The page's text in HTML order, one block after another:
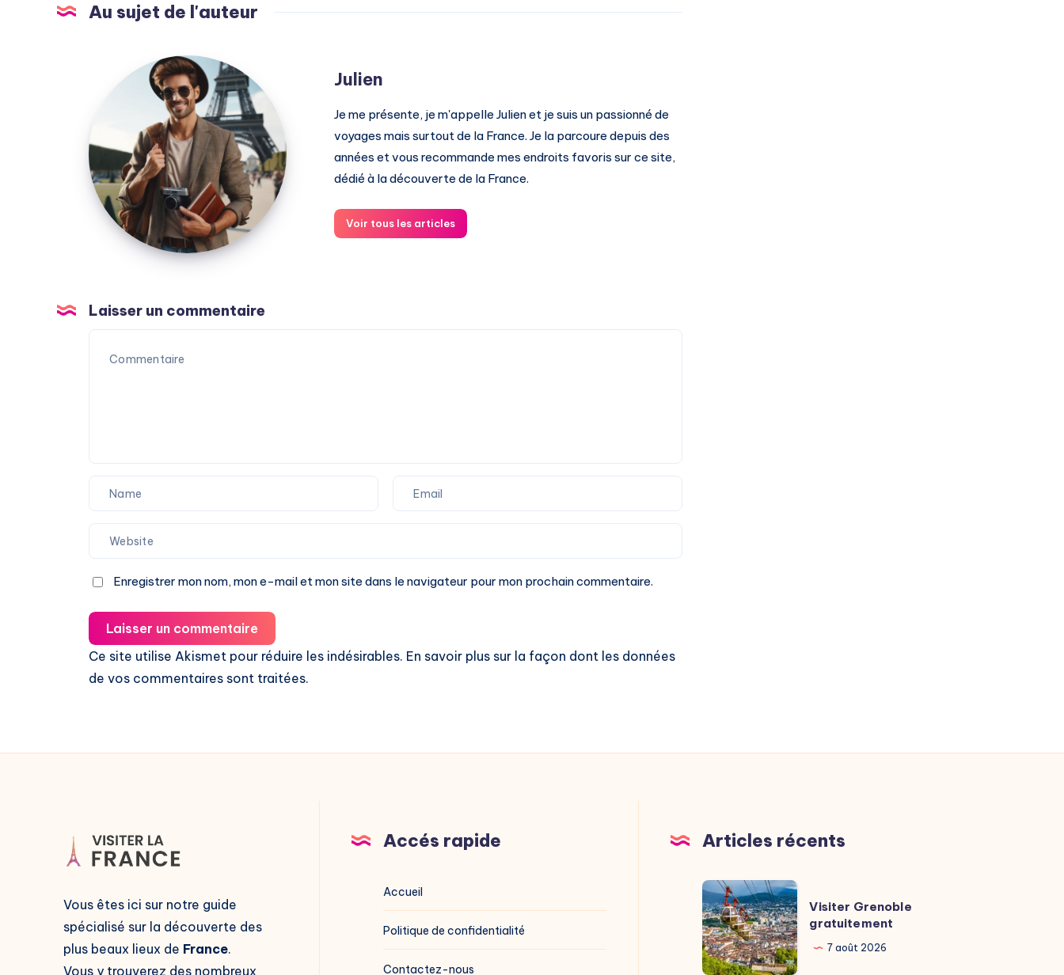
Au sujet de l'auteur
Julien
Julien
Je me présente, je m'appelle Julien et je suis un passionné de
voyages mais surtout de la France. Je la parcoure depuis des
années et vous recommande mes endroits favoris sur ce site,
dédié à la découverte de la France.
Voir tous les articles
Laisser un commentaire
Enregistrer mon nom, mon e-mail et mon site dans le navigateur pour mon prochain commentaire.
Laisser un commentaire
Ce site utilise Akismet pour réduire les indésirables. En savoir plus sur la façon dont les données
de vos commentaires sont traitées.
Vous êtes ici sur notre guide
spécialisé sur la découverte des
plus beaux lieux de France.
Vous y trouverez des nombreux
Accés rapide
Accueil
Politique de confidentialité
Contactez-nous
Articles récents
Visiter
Grenoble
gratuitement
Visiter Grenoble
gratuitement
7 août 2026